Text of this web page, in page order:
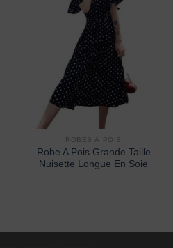
ROBES À POIS
Robe A Pois Grande Taille
Nuisette Longue En Soie